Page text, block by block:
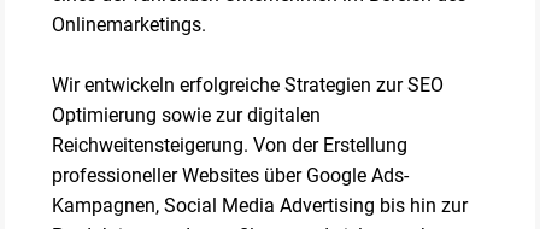
Onlinemarketings.
Wir entwickeln erfolgreiche Strategien zur SEO
Optimierung sowie zur digitalen
Reichweitensteigerung. Von der Erstellung
professioneller Websites über Google Ads-
Kampagnen, Social Media Advertising bis hin zur